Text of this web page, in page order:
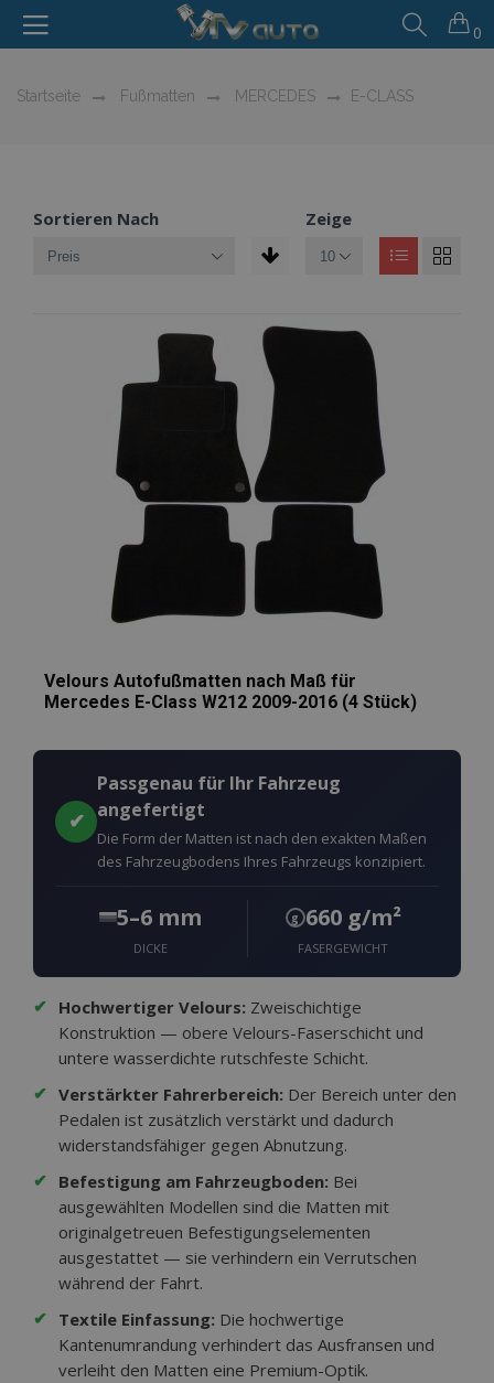
0
Startseite Fußmatten MERCEDES E-CLASS
Sortieren Nach Zeige
Velours Autofußmatten nach Maß für
Mercedes E-Class W212 2009-2016 (4 Stück)
✔
Passgenau für Ihr Fahrzeug
angefertigt
Die Form der Matten ist nach den exakten Maßen
des Fahrzeugbodens Ihres Fahrzeugs konzipiert.
5–6 mm
DICKE
g 660 g/m²
FASERGEWICHT
✔ Hochwertiger Velours: Zweischichtige
Konstruktion — obere Velours-Faserschicht und
untere wasserdichte rutschfeste Schicht.
✔ Verstärkter Fahrerbereich: Der Bereich unter den
Pedalen ist zusätzlich verstärkt und dadurch
widerstandsfähiger gegen Abnutzung.
✔ Befestigung am Fahrzeugboden: Bei
ausgewählten Modellen sind die Matten mit
originalgetreuen Befestigungselementen
ausgestattet — sie verhindern ein Verrutschen
während der Fahrt.
✔ Textile Einfassung: Die hochwertige
Kantenumrandung verhindert das Ausfransen und
verleiht den Matten eine Premium-Optik.